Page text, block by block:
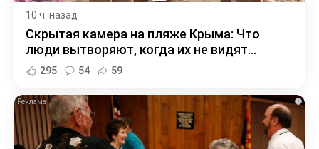
10 ч. назад
Скрытая камера на пляже Крыма: Что
люди вытворяют, когда их не видят...
295 54 59
i